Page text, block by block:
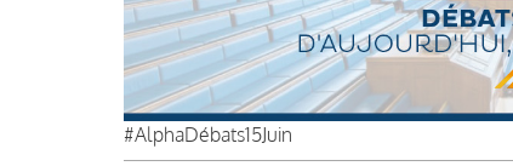
#AlphaDébats15Juin